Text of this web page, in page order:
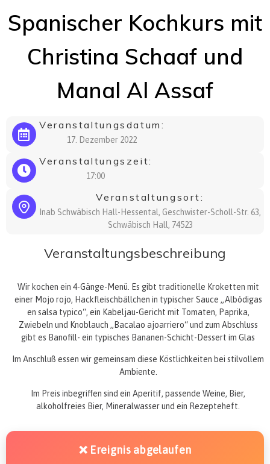
Spanischer Kochkurs mit
Christina Schaaf und
Manal Al Assaf
Veranstaltungsdatum:
17. Dezember 2022
Veranstaltungszeit:
17:00
Veranstaltungsort:
Inab Schwäbisch Hall-Hessental, Geschwister-Scholl-Str. 63,
Schwäbisch Hall, 74523
Veranstaltungsbeschreibung
Wir kochen ein 4-Gänge-Menü. Es gibt traditionelle Kroketten mit
einer Mojo rojo, Hackfleischbällchen in typischer Sauce „Albódigas
en salsa typico“, ein Kabeljau-Gericht mit Tomaten, Paprika,
Zwiebeln und Knoblauch „Bacalao ajoarriero“ und zum Abschluss
gibt es Banofill- ein typisches Bananen-Schicht-Dessert im Glas
Im Anschluß essen wir gemeinsam diese Köstlichkeiten bei stilvollem
Ambiente.
Im Preis inbegriffen sind ein Aperitif, passende Weine, Bier,
alkoholfreies Bier, Mineralwasser und ein Rezepteheft.
❌ Ereignis abgelaufen